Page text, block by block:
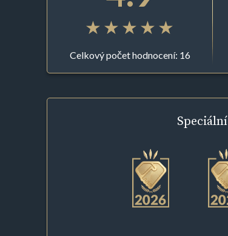
Celkový počet hodnocení: 16
Speciální